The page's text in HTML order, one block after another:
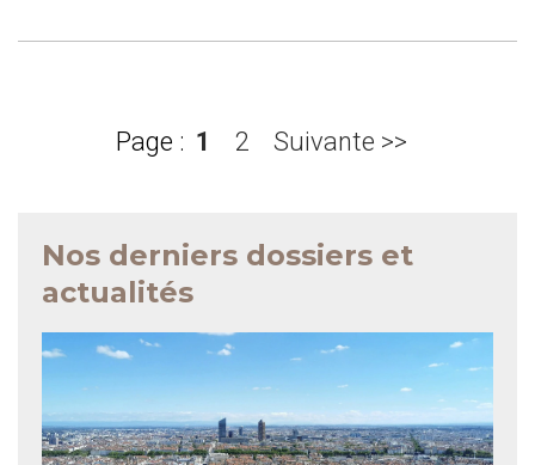
Page : 1 2 Suivante >>
Nos derniers dossiers et
actualités